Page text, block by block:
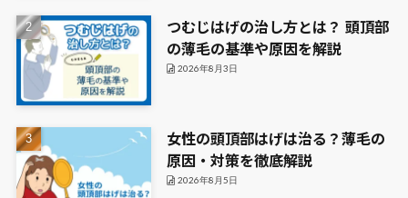
つむじはげの治し方とは？ 頭頂部
の薄毛の基準や原因を解説
2026年8月3日
女性の頭頂部はげは治る？薄毛の
原因・対策を徹底解説
2026年8月5日